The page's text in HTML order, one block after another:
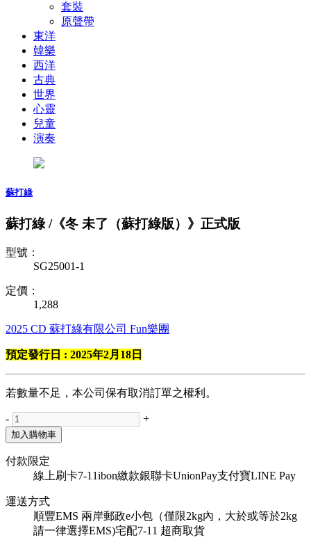
套裝
原聲帶
東洋
韓樂
西洋
古典
世界
心靈
兒童
演奏
蘇打綠
蘇打綠 /《冬 未了（蘇打綠版）》正式版
型號：
SG25001-1
定價：
1,288
2025 CD 蘇打綠有限公司 Fun樂團
預定發行日 : 2025年2月18日
若數量不足，本公司保有取消訂單之權利。
- +
加入購物車
付款限定
線上刷卡7-11ibon繳款銀聯卡UnionPay支付寶LINE Pay
運送方式
順豐EMS 兩岸郵政e小包（僅限2kg內，大於或等於2kg
請一律選擇EMS)宅配7-11 超商取貨